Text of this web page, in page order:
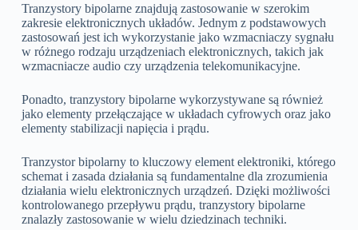
Tranzystory bipolarne znajdują zastosowanie w szerokim
zakresie elektronicznych układów. Jednym z podstawowych
zastosowań jest ich wykorzystanie jako wzmacniaczy sygnału
w różnego rodzaju urządzeniach elektronicznych, takich jak
wzmacniacze audio czy urządzenia telekomunikacyjne.
Ponadto, tranzystory bipolarne wykorzystywane są również
jako elementy przełączające w układach cyfrowych oraz jako
elementy stabilizacji napięcia i prądu.
Tranzystor bipolarny to kluczowy element elektroniki, którego
schemat i zasada działania są fundamentalne dla zrozumienia
działania wielu elektronicznych urządzeń. Dzięki możliwości
kontrolowanego przepływu prądu, tranzystory bipolarne
znalazły zastosowanie w wielu dziedzinach techniki.